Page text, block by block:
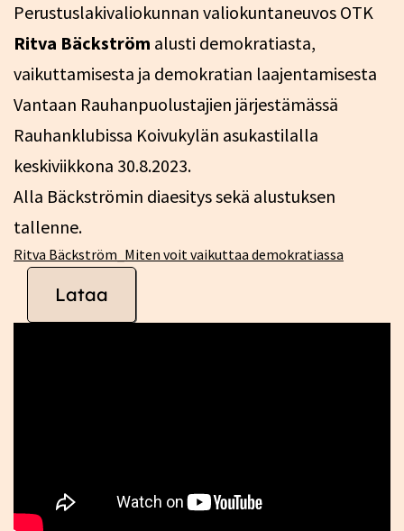
Perustuslakivaliokunnan valiokuntaneuvos OTK
Ritva Bäckström alusti demokratiasta,
vaikuttamisesta ja demokratian laajentamisesta
Vantaan Rauhanpuolustajien järjestämässä
Rauhanklubissa Koivukylän asukastilalla
keskiviikkona 30.8.2023.
Alla Bäckströmin diaesitys sekä alustuksen
tallenne.
Ritva Bäckström_Miten voit vaikuttaa demokratiassa
Lataa